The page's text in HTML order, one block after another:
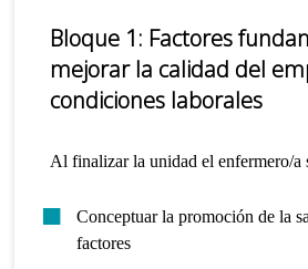
Bloque 1: Factores
mejorar la calidad del
condiciones laborales
Al finalizar la unidad el enfermero/a
Conceptuar la promoción de la
factores